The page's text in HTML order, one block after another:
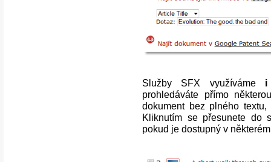
Služby SFX využíváme i
prohledáváte přímo
dokument bez plného
Kliknutím se přesunete do
pokud je dostupný v